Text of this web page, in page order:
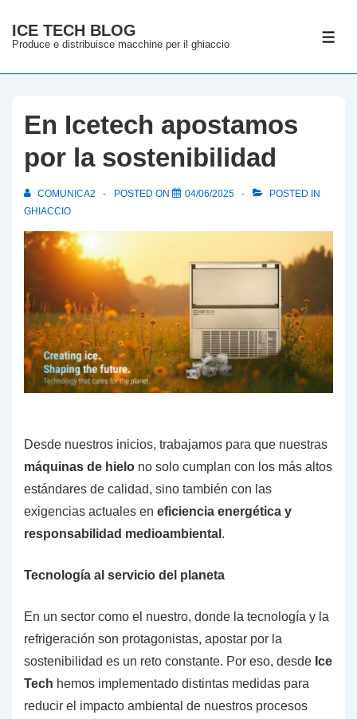
Skip
Main
ICE TECH BLOG
Produce e distribuisce macchine per il ghiaccio
En Icetech apostamos
por la sostenibilidad
COMUNICA2 POSTED ON 04/06/2025
POSTED IN
GHIACCIO
Desde nuestros inicios, trabajamos para que nuestras
máquinas de hielo no solo cumplan con los más altos
estándares de calidad, sino también con las
exigencias actuales en eficiencia energética y
responsabilidad medioambiental .
Tecnología al servicio del planeta
En un sector como el nuestro, donde la tecnología y la
refrigeración son protagonistas, apostar por la
sostenibilidad es un reto constante. Por eso, desde Ice
Tech hemos implementado distintas medidas para
reducir el impacto ambiental de nuestros procesos